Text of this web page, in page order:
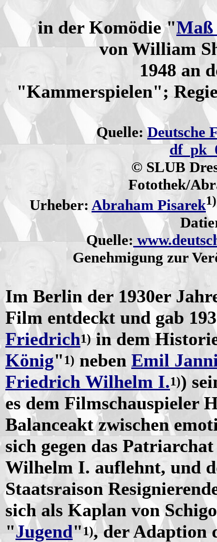
in der Komödie "
von William
1948 an
"Kammerspielen";
Quelle:Deutsche
© SLUB
Fotothek/
Urheber: Abraham Pisarek1)
Quelle:
Genehmigung zur
Im Berlin der 1930er
Film entdeckt und gab
Friedrich1)in dem
König" 1) neben Emil
Friedrich Wilhelm I.1))
es dem Filmschauspieler
Balanceakt zwischen
sich gegen das
Wilhelm I. auflehnt, und
Staatsraison
sich als Kaplan von
"Jugend"1), der Adaption